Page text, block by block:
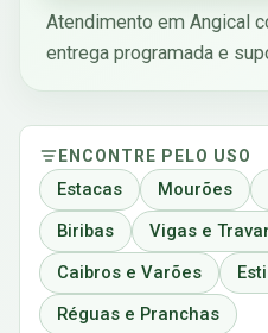
Atendimento em Angical
entrega programada e
ENCONTRE PELO USO
Estacas Mourões
Biribas
Vigas e
Caibros e Varões
Réguas e Pranchas